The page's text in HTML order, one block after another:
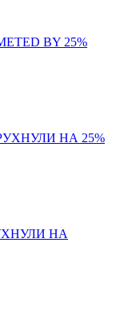
BY 25%
НА 25%
НА